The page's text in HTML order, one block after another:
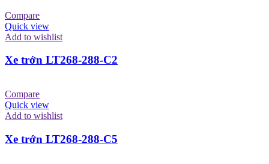
Compare
Quick view
Add to wishlist
Xe trớn LT268-288-C2
Compare
Quick view
Add to wishlist
Xe trớn LT268-288-C5